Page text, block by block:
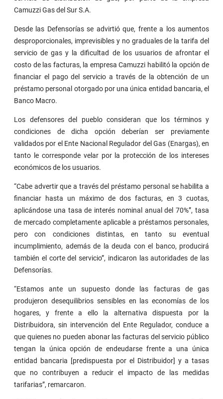
Camuzzi Gas del Sur S.A.
Desde las Defensorías se advirtió que, frente a los aumentos
desproporcionales, imprevisibles y no graduales de la tarifa del
servicio de gas y la dificultad de los usuarios de afrontar el
costo de las facturas, la empresa Camuzzi habilitó la opción de
financiar el pago del servicio a través de la obtención de un
préstamo personal otorgado por una única entidad bancaria, el
Banco Macro.
Los defensores del pueblo consideran que los términos y
condiciones de dicha opción deberían ser previamente
validados por el Ente Nacional Regulador del Gas (Enargas), en
tanto le corresponde velar por la protección de los intereses
económicos de los usuarios.
“Cabe advertir que a través del préstamo personal se habilita a
financiar hasta un máximo de dos facturas, en 3 cuotas,
aplicándose una tasa de interés nominal anual del 70%”, tasa
de mercado completamente aplicable a préstamos personales,
pero con condiciones distintas, en tanto su eventual
incumplimiento, además de la deuda con el banco, producirá
también el corte del servicio”, indicaron las autoridades de las
Defensorías.
“Estamos ante un supuesto donde las facturas de gas
produjeron desequilibrios sensibles en las economías de los
hogares, y frente a ello la alternativa dispuesta por la
Distribuidora, sin intervención del Ente Regulador, conduce a
que quienes no pueden abonar las facturas del servicio público
tengan la única opción de endeudarse frente a una única
entidad bancaria [predispuesta por el Distribuidor] y a tasas
que no contribuyen a reducir el impacto de las medidas
tarifarias”, remarcaron.